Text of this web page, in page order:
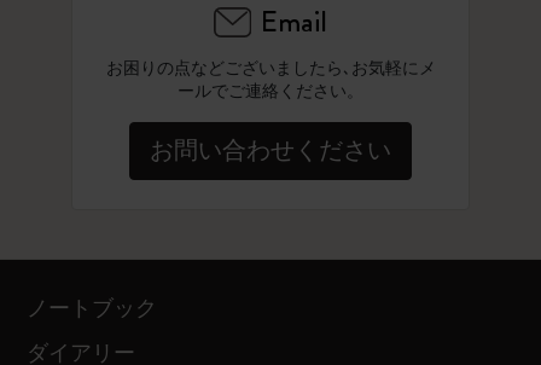
Email
お困りの点などございましたら､お気軽にメ
ールでご連絡ください。
お問い合わせください
ノートブック
ダイアリー